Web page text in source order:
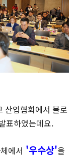
산업협회에서 블로
표하였는데요.
에서 '우수상'을